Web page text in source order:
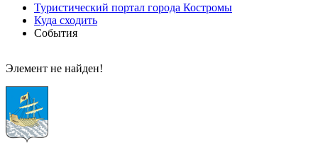
Туристический портал города Костромы
Куда сходить
События
Элемент не найден!